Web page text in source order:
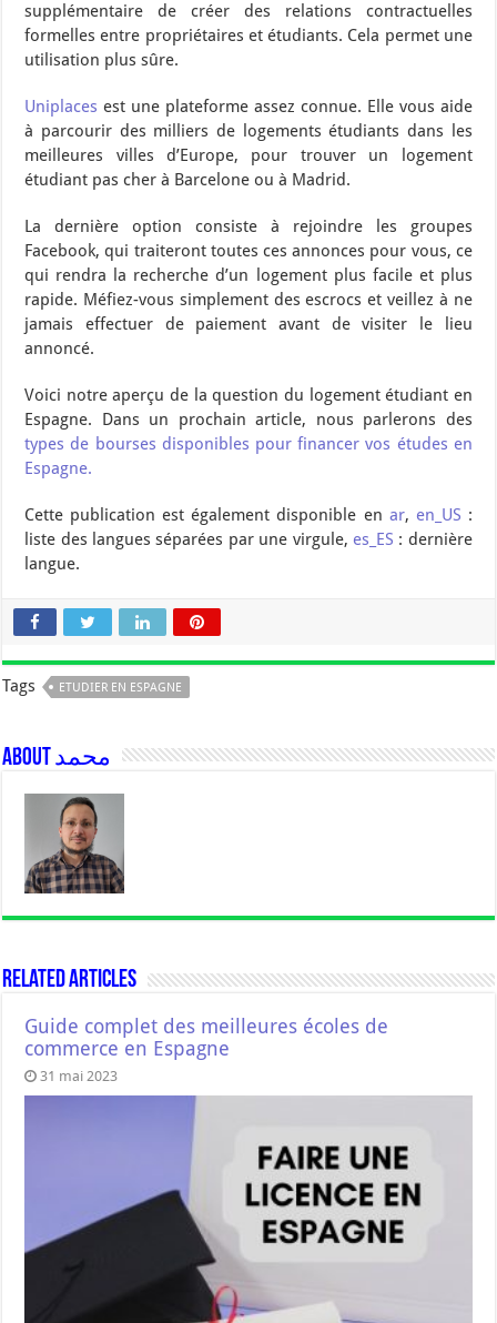
supplémentaire de créer des relations contractuelles
formelles entre propriétaires et étudiants. Cela permet une
utilisation plus sûre.
Uniplaces est une plateforme assez connue. Elle vous aide
à parcourir des milliers de logements étudiants dans les
meilleures villes d’Europe, pour trouver un logement
étudiant pas cher à Barcelone ou à Madrid.
La dernière option consiste à rejoindre les groupes
Facebook, qui traiteront toutes ces annonces pour vous, ce
qui rendra la recherche d’un logement plus facile et plus
rapide. Méfiez-vous simplement des escrocs et veillez à ne
jamais effectuer de paiement avant de visiter le lieu
annoncé.
Voici notre aperçu de la question du logement étudiant en
Espagne. Dans un prochain article, nous parlerons des
types de bourses disponibles pour financer vos études en
Espagne.
Cette publication est également disponible en ar, en_US :
liste des langues séparées par une virgule, es_ES : dernière
langue.
Tags ETUDIER EN ESPAGNE
About محمد
Related Articles
Guide complet des meilleures écoles de
commerce en Espagne
31 mai 2023